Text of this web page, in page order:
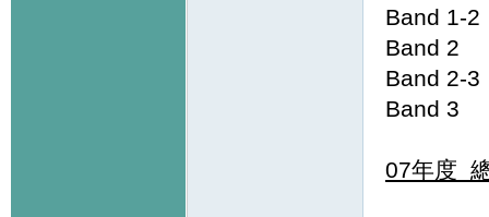
Band
Band
Band
07年度